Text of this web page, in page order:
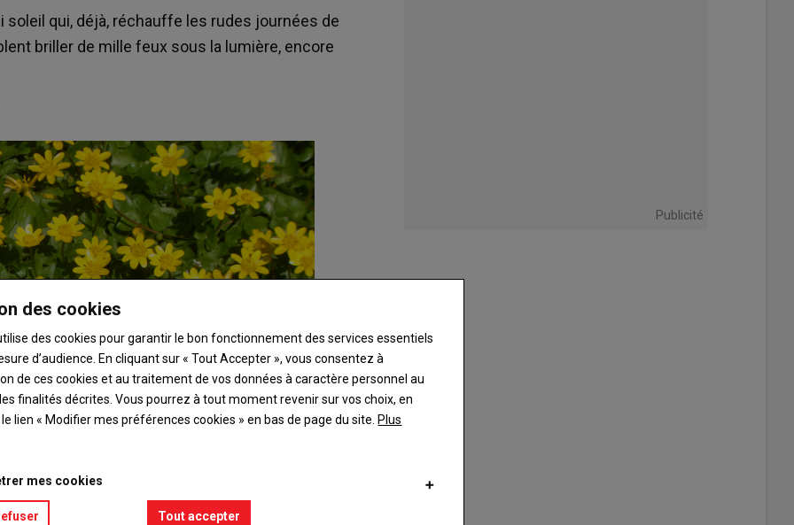
qui, déjà, réchauffe les rudes journées de
briller de mille feux sous la lumière, encore
Publicité
des cookies
des cookies pour garantir le bon fonctionnement des services essentiels
d’audience. En cliquant sur « Tout Accepter », vous consentez à
de ces cookies et au traitement de vos données à caractère personnel au
finalités décrites. Vous pourrez à tout moment revenir sur vos choix, en
lien « Modifier mes préférences cookies » en bas de page du site. Plus
mes cookies
Tout accepter